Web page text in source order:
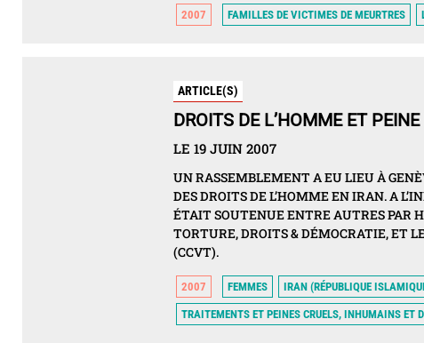
2007 FAMILLES DE VICTIMES DE MEURTRES
ARTICLE(S)
DROITS DE L’HOMME ET
LE 19 JUIN 2007
UN RASSEMBLEMENT A EU LIEU À
DES DROITS DE L’HOMME EN IRAN. A
ÉTAIT SOUTENUE ENTRE AUTRES PAR
TORTURE, DROITS & DÉMOCRATIE, ET
(CCVT).
2007 FEMMES IRAN (RÉPUBLIQUE
TRAITEMENTS ET PEINES CRUELS, INHUMAINS ET